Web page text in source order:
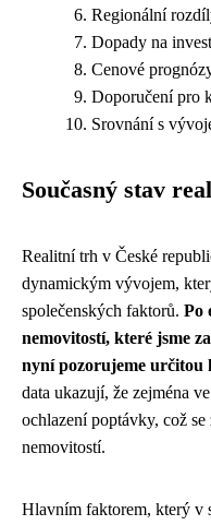
Regionální
Dopady na
Cenové
Doporučení pro
Srovnání s
Současný stav
Realitní trh v České
dynamickým vývojem,
společenských faktorů. Po
nemovitostí, které jsme
nyní pozorujeme určitou
data ukazují, že zejména
ochlazení poptávky, což
nemovitostí.
Hlavním faktorem, který v